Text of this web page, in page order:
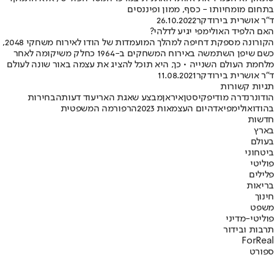
בתחום מומחיותו - כסף, ממון ופיננסים
ד"ר אושרית בירודקר26.10.2022
האם הלפיד האולימפי יגיע לדלהי?
הקורונה מספקת דחיפה למהלך המועמדות של הודו לאירוח משחקי 2048,
כשם שיפן השתמשה באירוח המשחקים ב-1964 כחלק משיקומה לאחר
מלחמת העולם השנייה • כך, היא תוכל להציג את עצמה באור שונה לעולם
ד"ר אושרית בירודקר11.08.2021
תגיות קשורות
הודונרנדרה מודיפקיסטןאיראןמבצע שאגת האריעוד דעותהבחירות
בהודואולימפיאדהיום העצמאות 2023
הרפורמה המשפטית
חדשות
בארץ
בעולם
ביטחוני
פוליטי
פלילים
בריאות
חינוך
משפט
פוליטי-מדיני
תרבות ובידור
ForReal
ספורט